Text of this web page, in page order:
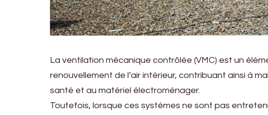
La ventilation mécanique contrôlée (VMC) est un
renouvellement de l’air intérieur, contribuant ainsi à
santé et au matériel électroménager.
Toutefois, lorsque ces systèmes ne sont pas